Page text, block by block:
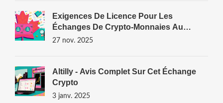
Exigences De Licence Pour Les
Échanges De Crypto-Monnaies Au
Canada
27 nov. 2025
Altilly - Avis Complet Sur Cet Échange
Crypto
3 janv. 2025